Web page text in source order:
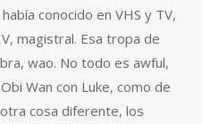
conocido en VHS y TV,
magistral. Esa tropa de
wao. No todo es awful,
Wan con Luke, como de
cosa diferente, los